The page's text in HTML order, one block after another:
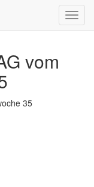
vom
35